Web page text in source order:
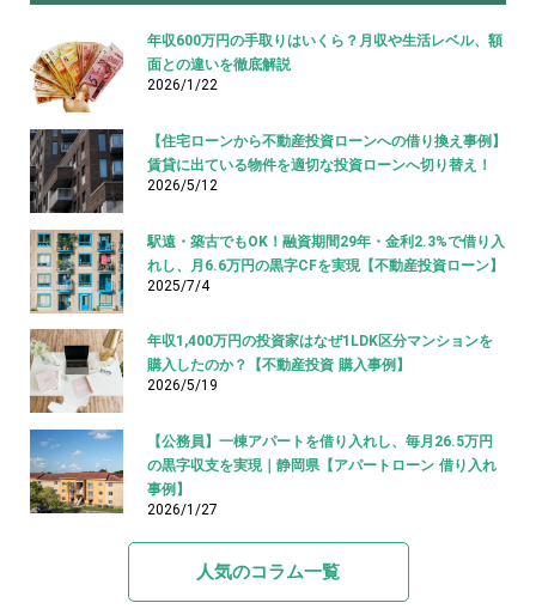
年収600万円の手取りはいくら？月収や生活レベル、額
面との違いを徹底解説
2026/1/22
【住宅ローンから不動産投資ローンへの借り換え事例】
賃貸に出ている物件を適切な投資ローンへ切り替え！
2026/5/12
駅遠・築古でもOK！融資期間29年・金利2.3%で借り入
れし、月6.6万円の黒字CFを実現【不動産投資ローン】
2025/7/4
年収1,400万円の投資家はなぜ1LDK区分マンションを
購入したのか？【不動産投資 購入事例】
2026/5/19
【公務員】一棟アパートを借り入れし、毎月26.5万円
の黒字収支を実現｜静岡県【アパートローン 借り入れ
事例】
2026/1/27
人気のコラム一覧